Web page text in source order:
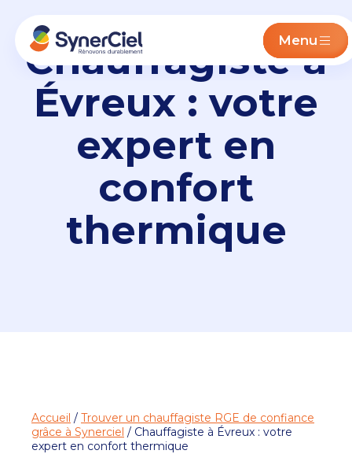
Menu
Chauffagiste à
Évreux : votre
expert en
confort
thermique
Accueil / Trouver un chauffagiste RGE de confiance
grâce à Synerciel / Chauffagiste à Évreux : votre
expert en confort thermique